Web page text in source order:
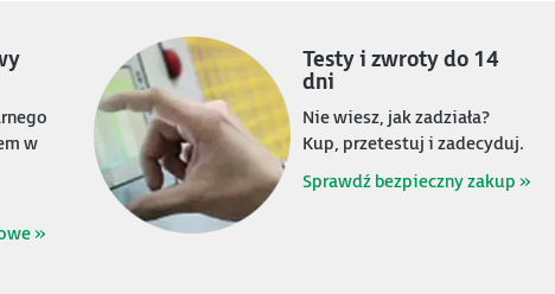
AVEVA InTouch 2023 R2 -
899 PLN 4000
- Komputer przemysłowy
4920 PLN 5900
w
»
Testy i zwroty do 14
dni
Nie wiesz, jak zadziała?
Kup, przetestuj i zadecyduj.
Sprawdź bezpieczny zakup »